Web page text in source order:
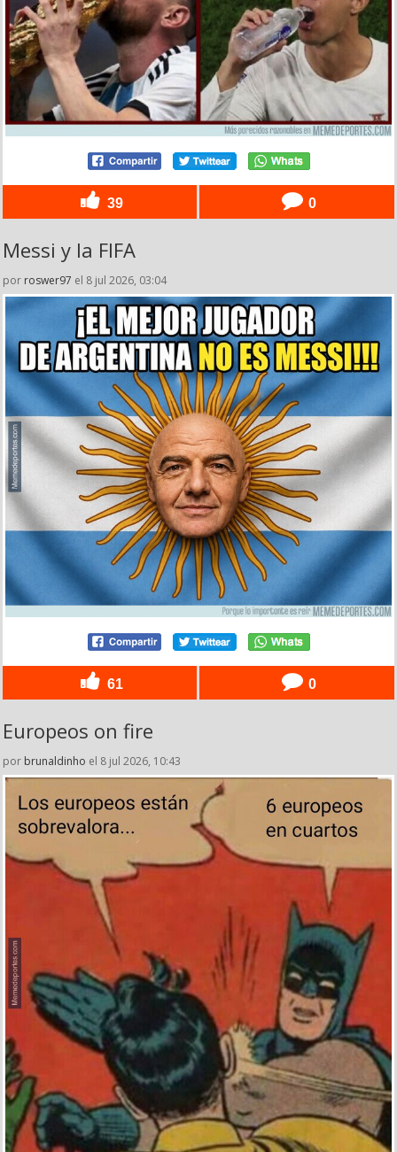
39 0
Messi y la FIFA
por roswer97 el 8 jul 2026, 03:04
61 0
Europeos on fire
por brunaldinho el 8 jul 2026, 10:43